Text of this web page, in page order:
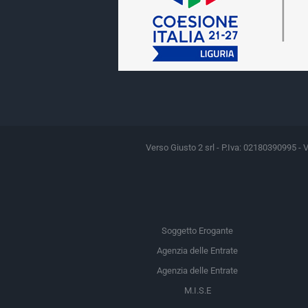
Verso Giusto 2 srl - P.Iva: 02180390995 -
Soggetto Erogante
Agenzia delle Entrate
Agenzia delle Entrate
M.I.S.E